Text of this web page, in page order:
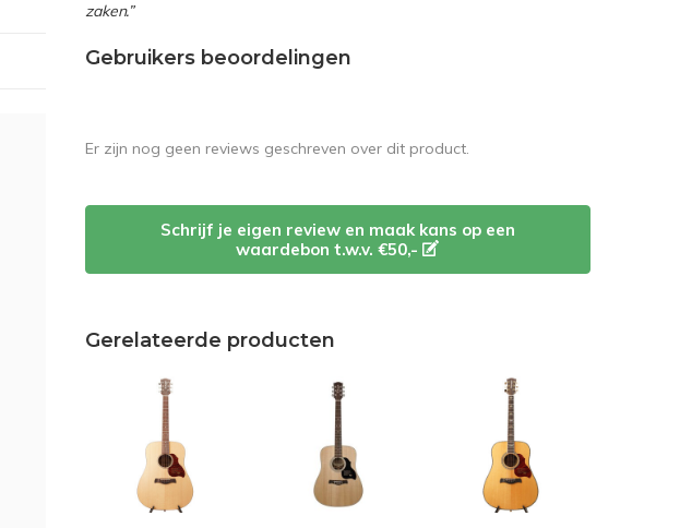
zaken.”
Gebruikers beoordelingen
Er zijn nog geen reviews geschreven over dit product.
Schrijf je eigen review en maak kans op een
waardebon t.w.v. €50,-
Gerelateerde producten